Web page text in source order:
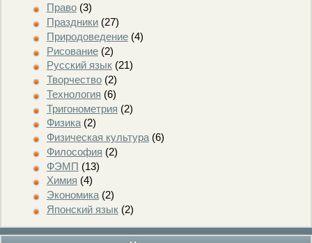
Право(3)
Праздники(27)
Природоведение(4)
Рисование(2)
Русский язык(21)
Творчество(2)
Технология (6)
Тригонометрия (2)
Физика(2)
Физическая культура(6)
Философия (2)
ФЭМП (13)
Химия (4)
Экономика(2)
Японский язык(2)